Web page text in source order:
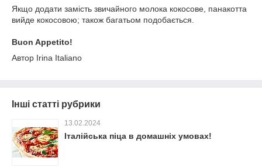
Якщо додати замість звичайного молока кокосове, панакотта
вийде кокосовою; також багатьом подобається.
Buon Appetito!
Автор Irina Italiano
Інші статті рубрики
13.02.2024
Італійська піца в домашніх умовах!